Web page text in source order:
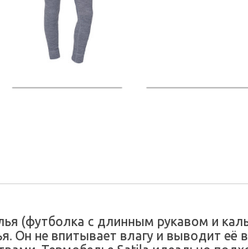
(футболка с длинным рукавом и
Он не впитывает влагу и выводит её